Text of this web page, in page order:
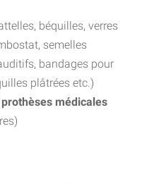
béquilles, verres
semelles
bandages pour
plâtrées etc.)
médicales